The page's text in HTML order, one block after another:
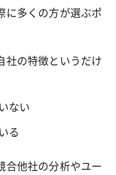
に多くの方が選ぶポ
社の特徴というだけ
ない
る
合他社の分析やユー